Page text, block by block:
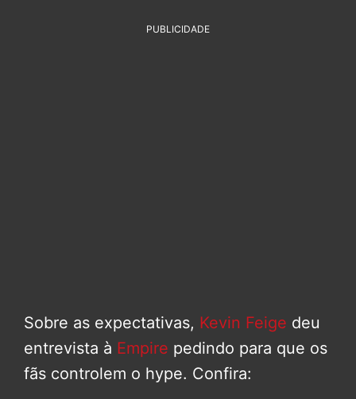
PUBLICIDADE
Sobre as expectativas, Kevin Feige deu
entrevista à Empire pedindo para que os
fãs controlem o hype. Confira: